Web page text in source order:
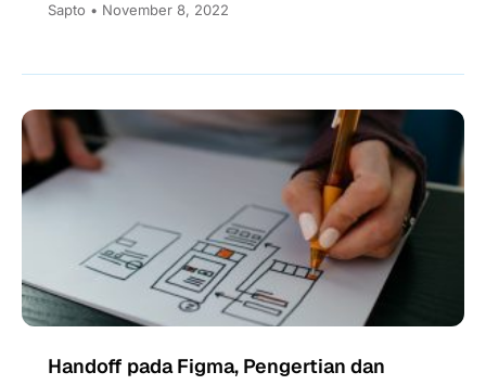
Sapto • November 8, 2022
Handoff pada Figma, Pengertian dan